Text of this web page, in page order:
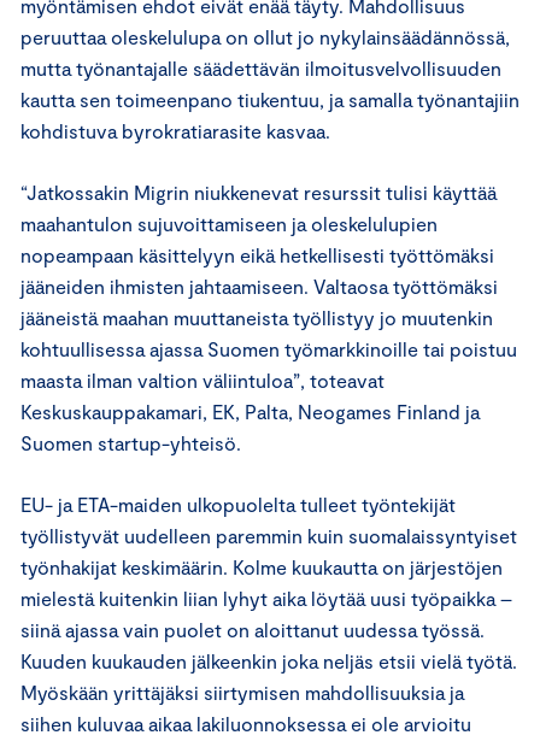
myöntämisen ehdot eivät enää täyty. Mahdollisuus
peruuttaa oleskelulupa on ollut jo nykylainsäädännössä,
mutta työnantajalle säädettävän ilmoitusvelvollisuuden
kautta sen toimeenpano tiukentuu, ja samalla työnantajiin
kohdistuva byrokratiarasite kasvaa.
“Jatkossakin Migrin niukkenevat resurssit tulisi käyttää
maahantulon sujuvoittamiseen ja oleskelulupien
nopeampaan käsittelyyn eikä hetkellisesti työttömäksi
jääneiden ihmisten jahtaamiseen. Valtaosa työttömäksi
jääneistä maahan muuttaneista työllistyy jo muutenkin
kohtuullisessa ajassa Suomen työmarkkinoille tai poistuu
maasta ilman valtion väliintuloa”, toteavat
Keskuskauppakamari, EK, Palta, Neogames Finland ja
Suomen startup-yhteisö.
EU- ja ETA-maiden ulkopuolelta tulleet työntekijät
työllistyvät uudelleen paremmin kuin suomalaissyntyiset
työnhakijat keskimäärin. Kolme kuukautta on järjestöjen
mielestä kuitenkin liian lyhyt aika löytää uusi työpaikka –
siinä ajassa vain puolet on aloittanut uudessa työssä.
Kuuden kuukauden jälkeenkin joka neljäs etsii vielä työtä.
Myöskään yrittäjäksi siirtymisen mahdollisuuksia ja
siihen kuluvaa aikaa lakiluonnoksessa ei ole arvioitu